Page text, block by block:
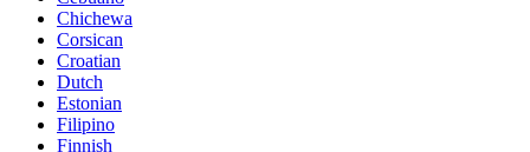
Chichewa
Corsican
Croatian
Dutch
Estonian
Filipino
Finnish